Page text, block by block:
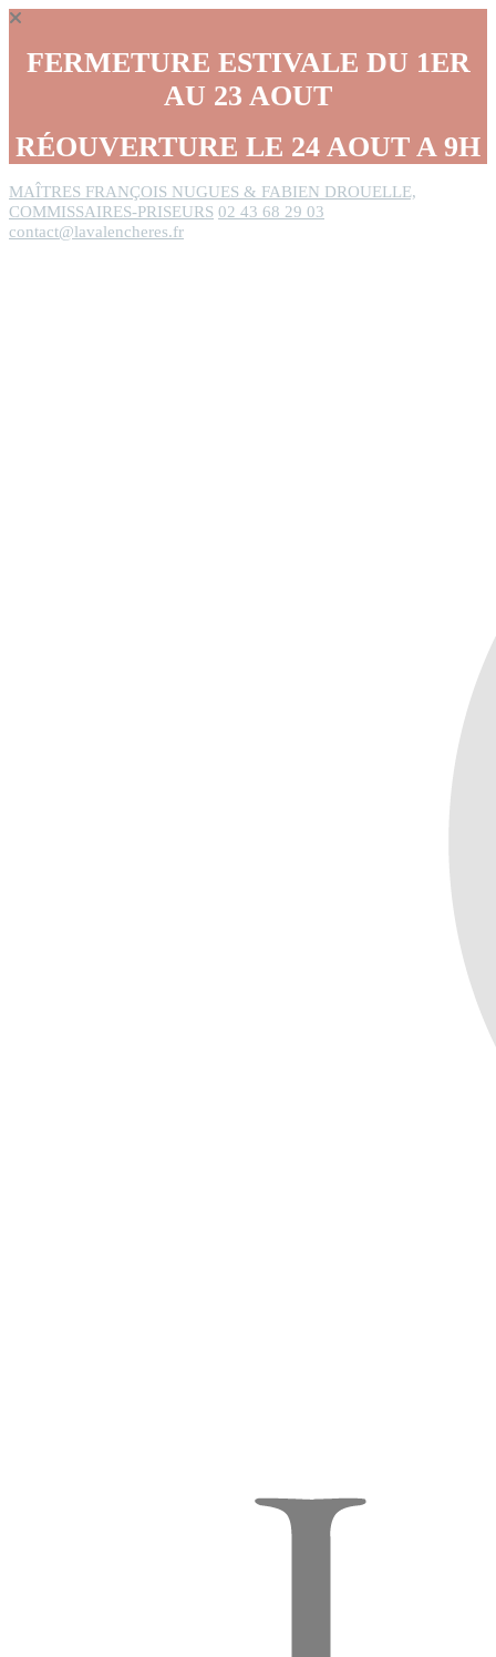
FERMETURE ESTIVALE DU 1ER
AU 23 AOUT
RÉOUVERTURE LE 24 AOUT A 9H
MAÎTRES FRANÇOIS NUGUES & FABIEN DROUELLE,
COMMISSAIRES-PRISEURS 02 43 68 29 03
contact@lavalencheres.fr
Panneau de gestion des cookies